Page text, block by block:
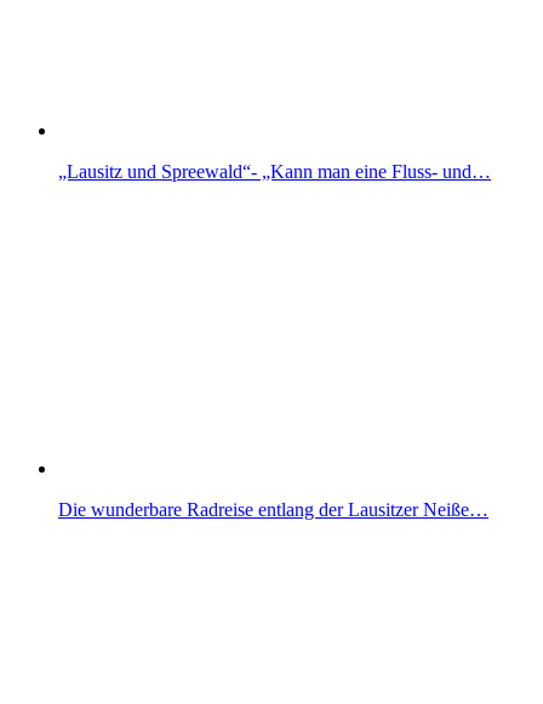
„Lausitz und Spreewald“- „Kann man eine Fluss- und…
Die wunderbare Radreise entlang der Lausitzer Neiße…